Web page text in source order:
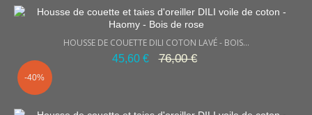
HOUSSE DE COUETTE DILI COTON LAVÉ - BOIS...
45,60 €
76,00 €
-40%